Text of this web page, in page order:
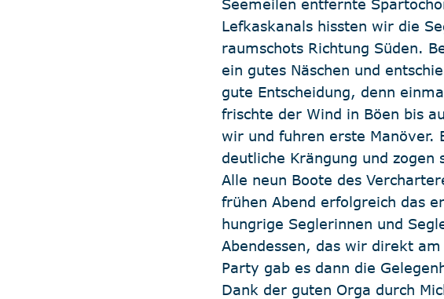
Seemeilen entfernte
Lefkaskanals hissten wir die
raumschots Richtung Süden.
ein gutes Näschen und
gute Entscheidung, denn
frischte der Wind in Böen bis
wir und fuhren erste Manöver.
deutliche Krängung und
Alle neun Boote des
frühen Abend erfolgreich das
hungrige Seglerinnen und
Abendessen, das wir direkt
Party gab es dann die
Dank der guten Orga durch